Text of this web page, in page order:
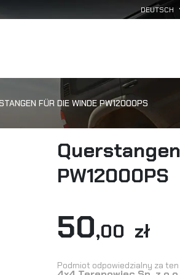
FÜR DIE WINDE PW12000PS
PW12000PS
50,00 zł
Podmiot odpowiedzialny za